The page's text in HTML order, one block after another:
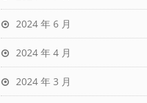
2024 年 6 月
2024 年 4 月
2024 年 3 月